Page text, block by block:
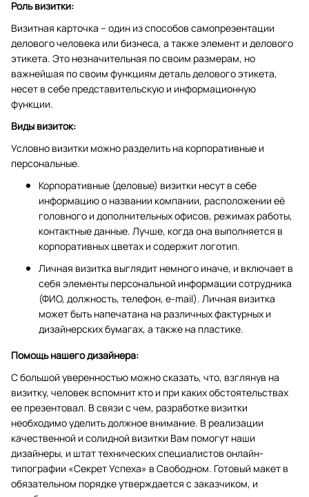
Роль визитки:
Визитная карточка – один из способов самопрезентации
делового человека или бизнеса, а также элемент и делового
этикета. Это незначительная по своим размерам, но
важнейшая по своим функциям деталь делового этикета,
несет в себе представительскую и информационную
функции.
Виды визиток:
Условно визитки можно разделить на корпоративные и
персональные.
Корпоративные (деловые) визитки несут в себе
информацию о названии компании, расположении её
головного и дополнительных офисов, режимах работы,
контактные данные. Лучше, когда она выполняется в
корпоративных цветах и содержит логотип.
Личная визитка выглядит немного иначе, и включает в
себя элементы персональной информации сотрудника
(ФИО, должность, телефон, e-mail). Личная визитка
может быть напечатана на различных фактурных и
дизайнерских бумагах, а также на пластике.
Помощь нашего дизайнера:
С большой уверенностью можно сказать, что, взглянув на
визитку, человек вспомнит кто и при каких обстоятельствах
ее презентовал. В связи с чем, разработке визитки
необходимо уделить должное внимание. В реализации
качественной и солидной визитки Вам помогут наши
дизайнеры, и штат технических специалистов онлайн-
типографии «Секрет Успеха» в Свободном. Готовый макет в
обязательном порядке утверждается с заказчиком, и